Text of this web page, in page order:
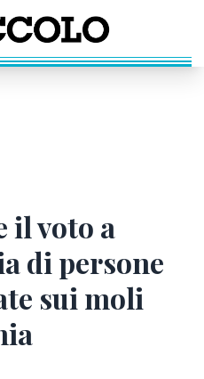
il voto a
di persone
sui moli